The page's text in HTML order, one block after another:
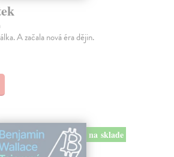
A začala nová éra dějin.
na sklade